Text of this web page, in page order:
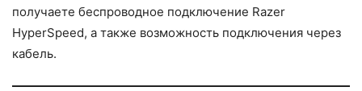
получаете беспроводное подключение Razer
HyperSpeed, а также возможность подключения через
кабель.